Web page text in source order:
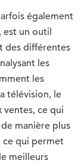
également
est un outil
des différentes
les
les
télévision, le
ce qui
manière plus
ce qui permet
meilleurs